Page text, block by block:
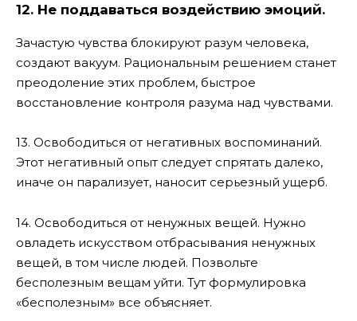
12. Не поддаваться воздействию эмоций.
Зачастую чувства блокируют разум человека,
создают вакуум. Рациональным решением станет
преодоление этих проблем, быстрое
восстановление контроля разума над чувствами.
13. Освободиться от негативных воспоминаний.
Этот негативный опыт следует спрятать далеко,
иначе он парализует, наносит серьезный ущерб.
14. Освободиться от ненужных вещей. Нужно
овладеть искусством отбрасывания ненужных
вещей, в том числе людей. Позвольте
бесполезным вещам уйти. Тут формулировка
«бесполезным» все объясняет.